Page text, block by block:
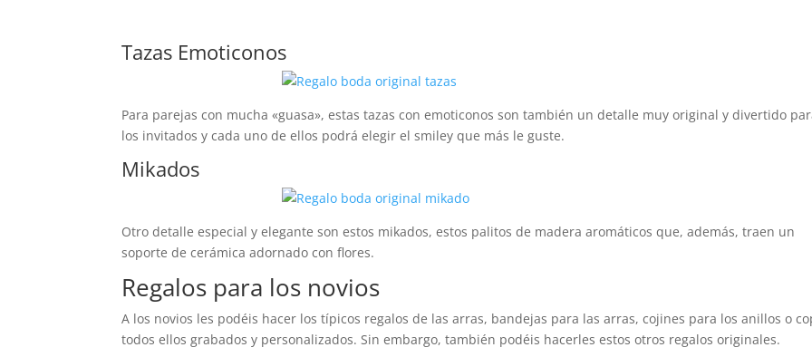
Tazas Emoticonos
Para parejas con mucha «guasa», estas tazas con emoticonos son también un detalle muy original y divertido
los invitados y cada uno de ellos podrá elegir el smiley que más le guste.
Mikados
Otro detalle especial y elegante son estos mikados, estos palitos de madera aromáticos que, además, traen un
soporte de cerámica adornado con flores.
Regalos para los novios
A los novios les podéis hacer los típicos regalos de las arras, bandejas para las arras, cojines para los anillos o
todos ellos grabados y personalizados. Sin embargo, también podéis hacerles estos otros regalos originales.